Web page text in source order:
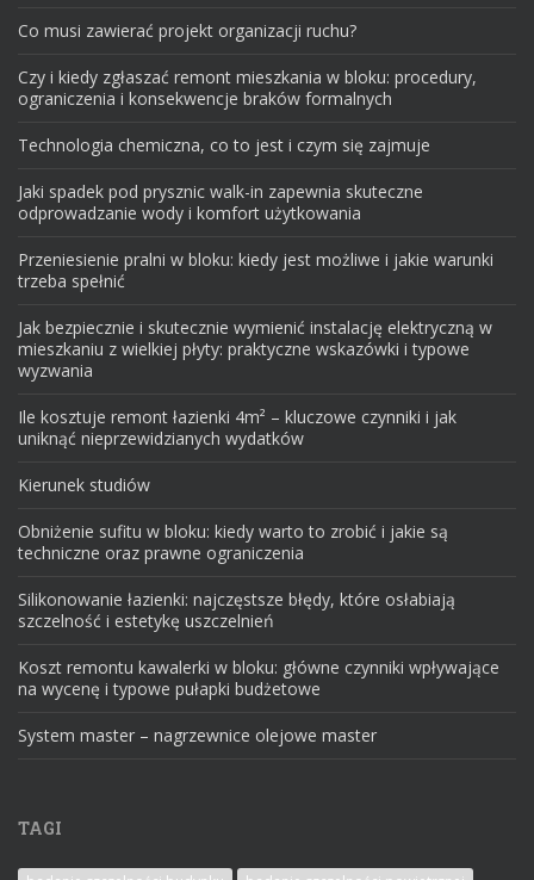
Co musi zawierać projekt organizacji ruchu?
Czy i kiedy zgłaszać remont mieszkania w bloku: procedury,
ograniczenia i konsekwencje braków formalnych
Technologia chemiczna, co to jest i czym się zajmuje
Jaki spadek pod prysznic walk-in zapewnia skuteczne
odprowadzanie wody i komfort użytkowania
Przeniesienie pralni w bloku: kiedy jest możliwe i jakie warunki
trzeba spełnić
Jak bezpiecznie i skutecznie wymienić instalację elektryczną w
mieszkaniu z wielkiej płyty: praktyczne wskazówki i typowe
wyzwania
Ile kosztuje remont łazienki 4m² – kluczowe czynniki i jak
uniknąć nieprzewidzianych wydatków
Kierunek studiów
Obniżenie sufitu w bloku: kiedy warto to zrobić i jakie są
techniczne oraz prawne ograniczenia
Silikonowanie łazienki: najczęstsze błędy, które osłabiają
szczelność i estetykę uszczelnień
Koszt remontu kawalerki w bloku: główne czynniki wpływające
na wycenę i typowe pułapki budżetowe
System master – nagrzewnice olejowe master
TAGI